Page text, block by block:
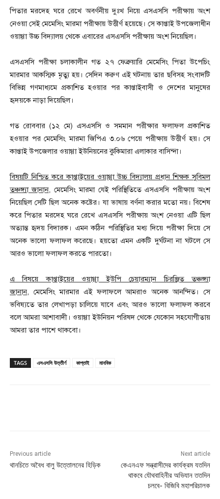
পিতার মরদেহ ঘরে রেখে অবর্ণনীয় দুঃখ নিয়ে এসএসসি পরীক্ষায় অংশ
নেওয়া সেই মেমেসিং মারমা পরীক্ষায় উত্তীর্ণ হয়েছে। সে কাপ্তাই উপজেলাধীন
ওয়াগ্গা উচ্চ বিদ্যালয় থেকে এবারের এসএসসি পরীক্ষায় অংশ নিয়েছিল।
এসএসসি পরীক্ষা চলাকালীন গত ২৭ ফেব্রুয়ারি মেমেসিং পিতা উপেচিং
মারমার আকস্মিক মৃত্যু হয়। সেদিন করুণ এই ঘটনায় তার ছবিসহ সংবাদটি
বিভিন্ন গণমাধ্যমে প্রকাশিত হওয়ার পর কাপ্তাইবাসী ও দেশের মানুষের
হৃদয়কে নাড়া দিয়েছিল।
গত রোববার (১২ মে) এসএসসি ও সমমান পরীক্ষার ফলাফল প্রকাশিত
হওয়ার পর মেমেসিং মারমা জিপিএ ৩.০৬ পেয়ে পরীক্ষায় উত্তীর্ণ হয়। সে
কাপ্তাই উপজেলার ওয়াগ্গা ইউনিয়নের কুকিমারা এলাকার বাসিন্দা।
বিষয়টি নিশ্চিত করে কাপ্তাইয়ের ওয়াগ্গা উচ্চ বিদ্যালয় প্রধান শিক্ষক সুবিমল
তঞ্চঙ্গ্যা জানান, মেমেসিং মারমা যেই পরিস্থিতিতে এসএসসি পরীক্ষায় অংশ
নিয়েছিল সেটি ছিল অনেক কষ্টের। যা ভাষায় বর্ণনা করার মতো নয়। বিশেষ
করে পিতার মরদেহ ঘরে রেখে এসএসসি পরীক্ষায় অংশ নেওয়া এটি ছিল
অত্যান্ত হৃদয় বিদারক। এমন কঠিন পরিস্থিতির মধ্য দিয়ে পরীক্ষা দিয়ে সে
অনেক ভালো ফলাফল করেছে। হয়তো এমন একটি দুর্ঘটনা না ঘটলে সে
আরও ভালো ফলাফল করতে পারতো।
এ বিষয়ে কাপ্তাইয়ের ওয়াগ্গা ইউপি চেয়ারম্যান চিরঞ্জিত তঞ্চঙ্গ্যা
জানান, মেমেসিং মারমার এই ফলাফলে আমরাও অনেক আনন্দিত। সে
ভবিষ্যতে তার লেখাপড়া চালিয়ে যাবে এবং আরও ভালো ফলাফল করবে
বলে আমরা আশাবাদী। ওয়াগ্গা ইউনিয়ন পরিষদ থেকে যেকোন সহযোগীতায়
আমরা তার পাশে থাকবো।
TAGS এসএসসি উত্তীর্ণ কাপ্তাই মানবিক
Previous article
থানচিতে অবৈধ বালু উত্তোলনের হিড়িক
Next article
কেএনএফ সন্ত্রাসীদের কার্যক্রম যতদিন
থাকবে যৌথবাহিনীর অভিযান ততদিন
চলবে- বিজিবি মহাপরিচালক